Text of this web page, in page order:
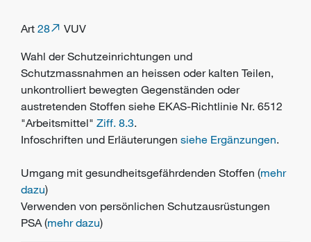
Art 28
VUV
Wahl derSchutzeinrichtungen und
Schutzmassnahmen an heissen oder kalten Teilen,
unkontrolliert bewegten Gegenständen oder
austretenden Stoffen siehe EKAS-Richtlinie Nr. 6512
"Arbeitsmittel" Ziff. 8.3.
Infoschriften und Erläuterungen siehe Ergänzungen.
Umgang mit gesundheitsgefährdenden Stoffen (mehr
dazu)
Verwenden von persönlichen Schutzausrüstungen
PSA (mehr dazu)